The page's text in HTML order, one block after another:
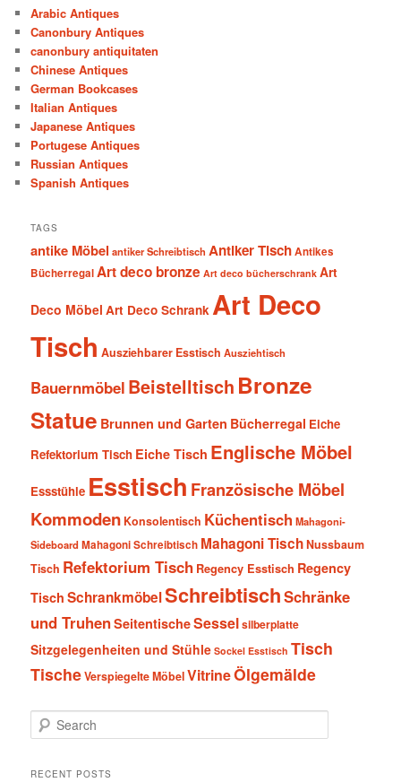
Arabic Antiques
Canonbury Antiques
canonbury antiquitaten
Chinese Antiques
German Bookcases
Italian Antiques
Japanese Antiques
Portugese Antiques
Russian Antiques
Spanish Antiques
TAGS
antike Möbel antiker Schreibtisch Antiker TischAntikes
BücherregalArt deco bronze Art deco bücherschrank Art
Deco Möbel Art Deco Schrank Art Deco
Tisch Ausziehbarer Esstisch Ausziehtisch
Bauernmöbel Beistelltisch Bronze
Statue Brunnen und Garten Bücherregal Eiche
Refektorium Tisch Eiche Tisch Englische Möbel
Essstühle Esstisch Französische Möbel
Kommoden Konsolentisch Küchentisch Mahagoni-
SideboardMahagoni Schreibtisch Mahagoni TischNussbaum
Tisch Refektorium Tisch Regency Esstisch Regency
Tisch SchrankmöbelSchreibtischSchränke
und TruhenSeitentischeSesselsilberplatte
Sitzgelegenheiten und Stühle Sockel Esstisch Tisch
TischeVerspiegelte MöbelVitrineÖlgemälde
e
rRECENT POSTS